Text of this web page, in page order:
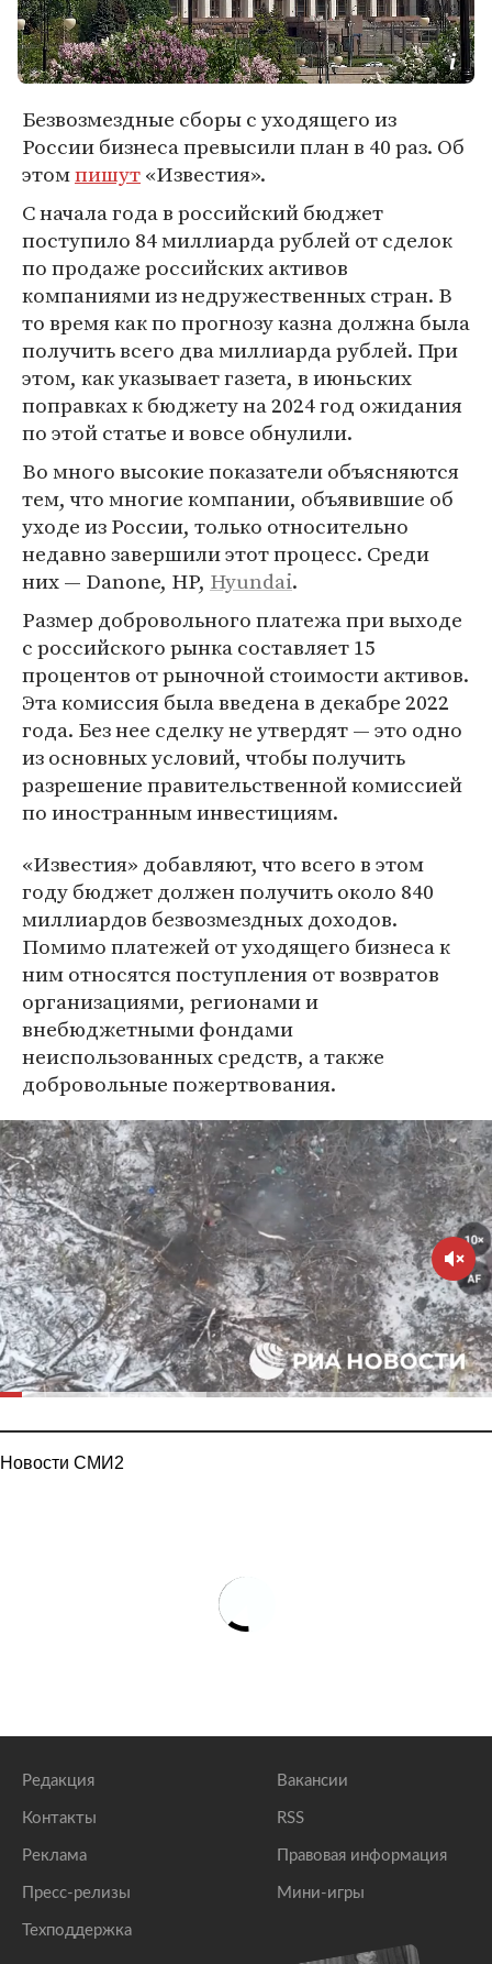
Безвозмездные сборы с уходящего из
России бизнеса превысили план в 40 раз. Об
этомпишут«Известия».
С начала года в российский бюджет
поступило 84 миллиарда рублей от сделок
по продаже российских активов
компаниями из недружественных стран. В
то время как по прогнозу казна должна была
получить всего два миллиарда рублей. При
этом, как указывает газета, в июньских
поправках к бюджету на 2024 год ожидания
по этой статье и вовсе обнулили.
Во много высокие показатели объясняются
тем, что многие компании, объявившие об
уходе из России, только относительно
недавно завершили этот процесс. Среди
них — Danone, HP, Hyundai.
Размер добровольного платежа при выходе
с российского рынка составляет 15
процентов от рыночной стоимости активов.
Эта комиссия была введена в декабре 2022
года. Без нее сделку не утвердят — это одно
из основных условий, чтобы получить
разрешение правительственной комиссией
по иностранным инвестициям.
«Известия» добавляют, что всего в этом
году бюджет должен получить около 840
миллиардов безвозмездных доходов.
Помимо платежей от уходящего бизнеса к
ним относятся поступления от возвратов
организациями, регионами и
внебюджетными фондами
неиспользованных средств, а также
добровольные пожертвования.
Новости СМИ2
Редакция
Контакты
Реклама
Пресс-релизы
Техподдержка
Вакансии
RSS
Правовая информация
Мини-игры